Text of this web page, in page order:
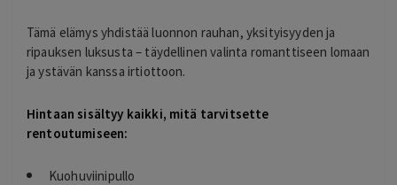
Tämä elämys yhdistää luonnon rauhan, yksityisyyden ja
ripauksen luksusta – täydellinen valinta romanttiseen lomaan
ja ystävän kanssa irtiottoon.
Hintaan sisältyy kaikki, mitä tarvitsette
rentoutumiseen:
Kuohuviinipullo